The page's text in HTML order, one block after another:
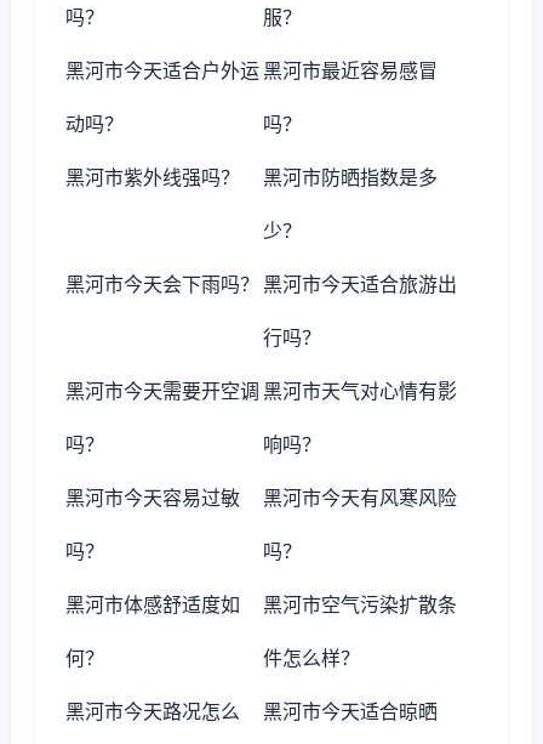
吗？ 服？
黑河市今天适合户外运
动吗？
黑河市最近容易感冒
吗？
黑河市紫外线强吗？ 黑河市防晒指数是多
少？
黑河市今天会下雨吗？ 黑河市今天适合旅游出
行吗？
黑河市今天需要开空调
吗？
黑河市天气对心情有影
响吗？
黑河市今天容易过敏
吗？
黑河市今天有风寒风险
吗？
黑河市体感舒适度如
何？
黑河市空气污染扩散条
件怎么样？
黑河市今天路况怎么 黑河市今天适合晾晒